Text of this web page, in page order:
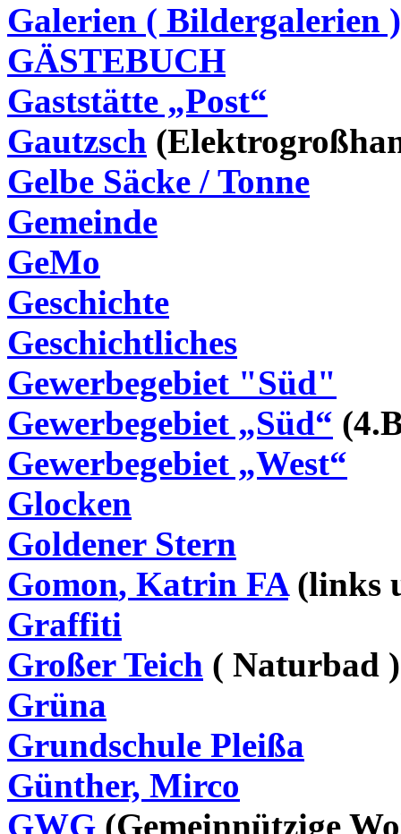
Galerien ( Bildergalerien )
GÄSTEBUCH
Gaststätte „Post“
Gautzsch
Gelbe Säcke / Tonne
Gemeinde
GeMo
Geschichte
Geschichtliches
Gewerbegebiet "Süd"
Gewerbegebiet „Süd“
Gewerbegebiet „West“
Glocken
Goldener Stern
Gomon, Katrin FA(links
Graffiti
Großer Teich ( Naturbad )
Grüna
Grundschule Pleißa
Günther, Mirco
GWG (Gemeinnützige